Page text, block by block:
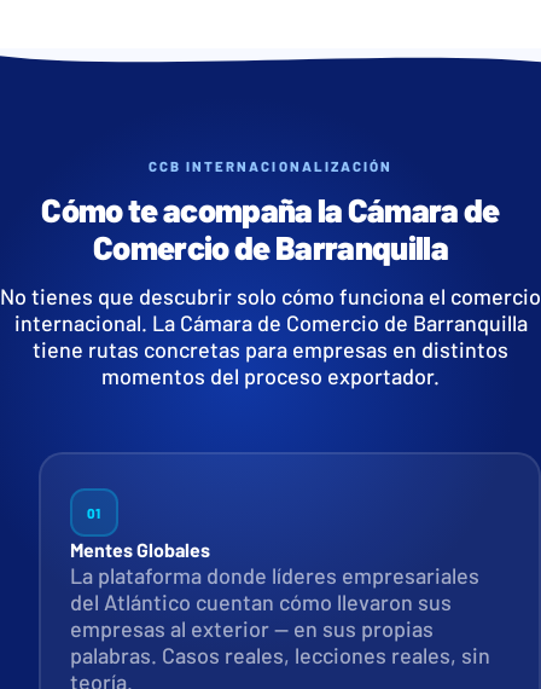
CCB INTERNACIONALIZACIÓN
Cómo te acompaña la Cámara de
Comercio de Barranquilla
No tienes que descubrir solo cómo funciona el comercio
internacional. La Cámara de Comercio de Barranquilla
tiene rutas concretas para empresas en distintos
momentos del proceso exportador.
01
Mentes Globales
La plataforma donde líderes empresariales
del Atlántico cuentan cómo llevaron sus
empresas al exterior — en sus propias
palabras. Casos reales, lecciones reales, sin
teoría.